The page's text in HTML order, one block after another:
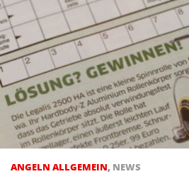
ANGELN ALLGEMEIN, NEWS